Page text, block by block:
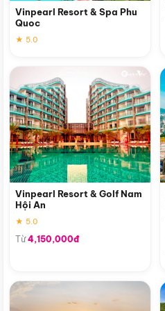
Vinpearl Resort & Spa Phu
Quoc
★ 5.0
Vinpearl Resort & Golf Nam
Hội An
★ 5.0
Từ4,150,000đ